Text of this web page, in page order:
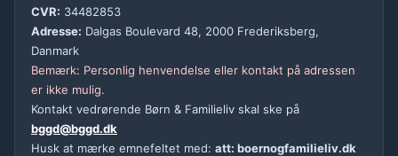
CVR: 34482853
Adresse: Dalgas Boulevard 48, 2000 Frederiksberg,
Danmark
Bemærk: Personlig henvendelse eller kontakt på adressen
er ikke mulig.
Kontakt vedrørende Børn & Familieliv skal ske på
bggd@bggd.dk
Husk at mærke emnefeltet med: att: boernogfamilieliv.dk